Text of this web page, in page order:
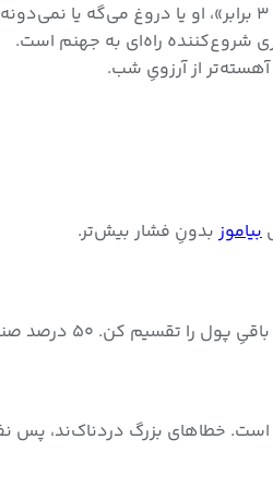
شروع‌کننده راه‌ای به جهنم است.
آهسته‌تر از آرزویِ شب.
بیاموزبدونِ فشار بیش‌تر.
۲۰ درصد نقد برای فرصت‌های ناگهانی.
خطاهای بزرگ دردناک‌ند،